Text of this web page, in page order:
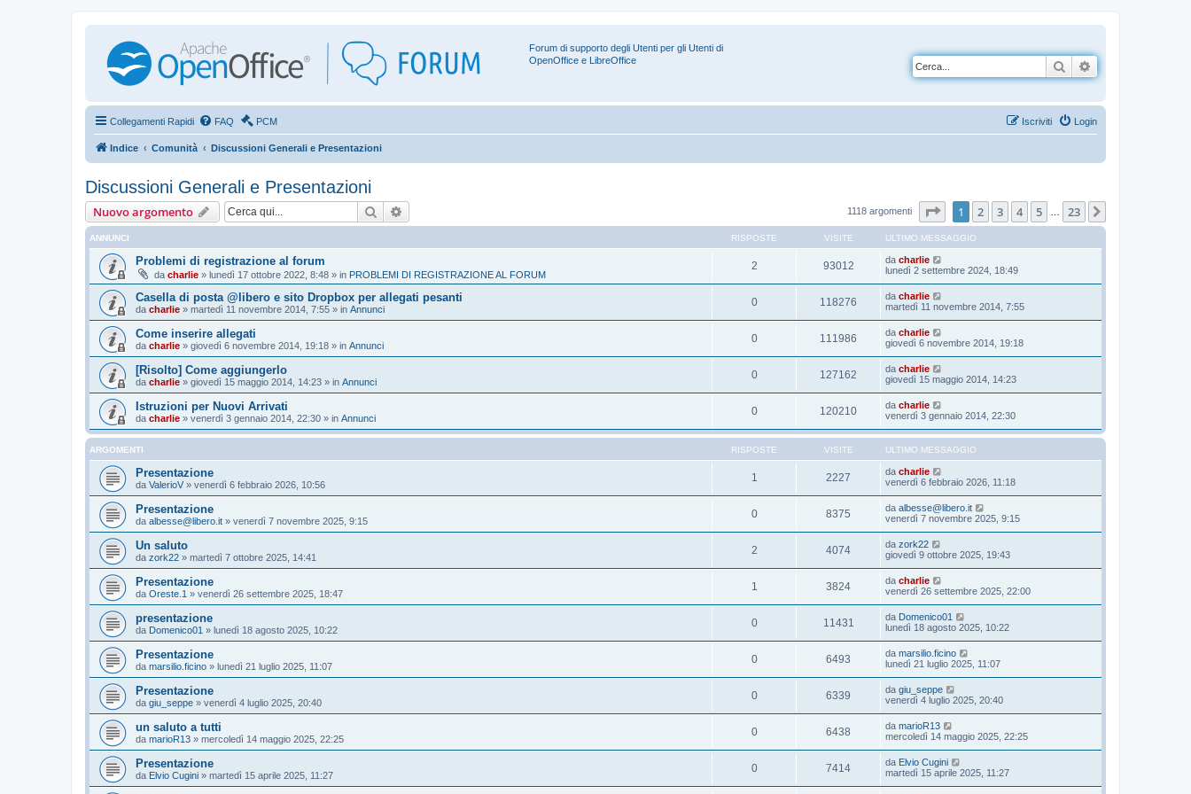
Forum di supporto degli Utenti per gli Utenti di
OpenOffice e LibreOffice
Cerca
Collegamenti Rapidi FAQ PCM Login
Iscriviti
Indice Comunità Discussioni Generali e Presentazioni
Discussioni Generali e Presentazioni
Nuovo argomento Cerca 1118 argomenti Pagina1 di
1 2 3 4 5 23
ANNUNCI RISPOSTE VISITE ULTIMO MESSAGGIO
Problemi di registrazione al forum
da charlie » lunedì 17 ottobre 2022, 8:48 » in PROBLEMI DI REGISTRAZIONE AL FORUM
2 93012 da charlie
lunedì 2 settembre 2024, 18:49
Casella di posta @libero e sito Dropbox per allegati pesanti
da charlie » martedì 11 novembre 2014, 7:55 » in Annunci
0 118276 da charlie
martedì 11 novembre 2014, 7:55
Come inserire allegati
da charlie » giovedì 6 novembre 2014, 19:18 » in Annunci
0 111986 da charlie
giovedì 6 novembre 2014, 19:18
[Risolto] Come aggiungerlo
da charlie » giovedì 15 maggio 2014, 14:23 » in Annunci
0 127162 da charlie
giovedì 15 maggio 2014, 14:23
Istruzioni per Nuovi Arrivati
da charlie » venerdì 3 gennaio 2014, 22:30 » in Annunci
0 120210 da charlie
venerdì 3 gennaio 2014, 22:30
ARGOMENTI RISPOSTE VISITE ULTIMO MESSAGGIO
Presentazione
da ValerioV » venerdì 6 febbraio 2026, 10:56
1 2227 da charlie
venerdì 6 febbraio 2026, 11:18
Presentazione
da albesse@libero.it » venerdì 7 novembre 2025, 9:15
0 8375 da albesse@libero.it
venerdì 7 novembre 2025, 9:15
Un saluto
da zork22 » martedì 7 ottobre 2025, 14:41
2 4074 da zork22
giovedì 9 ottobre 2025, 19:43
Presentazione
da Oreste.1 » venerdì 26 settembre 2025, 18:47
1 3824 da charlie
venerdì 26 settembre 2025, 22:00
presentazione
da Domenico01 » lunedì 18 agosto 2025, 10:22
0 11431 da Domenico01
lunedì 18 agosto 2025, 10:22
Presentazione
da marsilio.ficino » lunedì 21 luglio 2025, 11:07
0 6493 da marsilio.ficino
lunedì 21 luglio 2025, 11:07
Presentazione
da giu_seppe » venerdì 4 luglio 2025, 20:40
0 6339 da giu_seppe
venerdì 4 luglio 2025, 20:40
un saluto a tutti
da marioR13 » mercoledì 14 maggio 2025, 22:25
0 6438 da marioR13
mercoledì 14 maggio 2025, 22:25
Presentazione
da Elvio Cugini » martedì 15 aprile 2025, 11:27
0 7414 da Elvio Cugini
martedì 15 aprile 2025, 11:27